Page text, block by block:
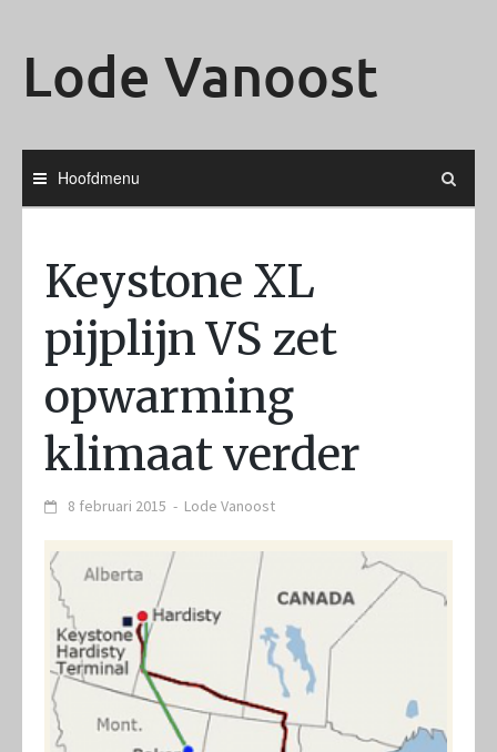
Lode Vanoost
Hoofdmenu
Keystone XL
pijplijn VS zet
opwarming
klimaat verder
8 februari 2015 - Lode Vanoost